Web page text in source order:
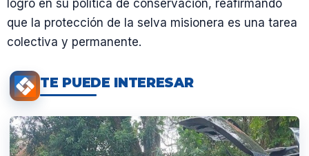
logro en su política de conservación, reafirmando
que la protección de la selva misionera es una tarea
colectiva y permanente.
TE PUEDE INTERESAR